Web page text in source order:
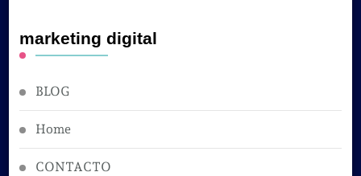
marketing digital
BLOG
Home
CONTACTO